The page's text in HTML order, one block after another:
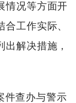
情况等方面开
工作实际、
解决措施，
件查办与警示